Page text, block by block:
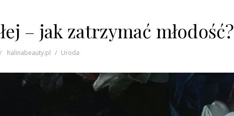
– jak zatrzymać młodość?
halinabeauty.pl Uroda